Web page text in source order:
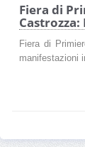
Fiera di
Fiera di
manifestazioni